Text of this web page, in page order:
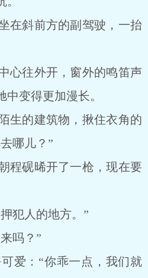
斜前方的副驾驶，一抬
往外开，窗外的鸣笛声
变得更加漫长。
的建筑物，揪住衣角的
哪儿？”
砚晞开了一枪，现在要
犯人的地方。”
吗？”
：“你乖一点，我们就